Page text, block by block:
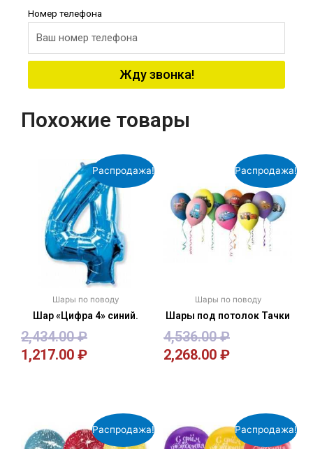
Номер телефона
Жду звонка!
Похожие товары
Распродажа!
Шары по поводу
Шар «Цифра 4» синий.
2,434.00₽
1,217.00 ₽
Распродажа!
Шары по поводу
Шары под потолок Тачки
4,536.00₽
2,268.00 ₽
Распродажа! Распродажа!